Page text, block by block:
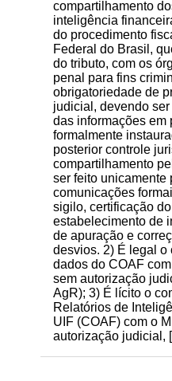
compartilhamento
inteligência
do procedimento
Federal do Brasil,
do tributo, com os
penal para fins
obrigatoriedade de
judicial, devendo
das informações em
formalmente
posterior controle
compartilhamento
ser feito unicamente
comunicações
sigilo, certificação
estabelecimento de
de apuração e
desvios. 2) É legal o
dados do COAF
sem autorização
AgR); 3) É lícito o
Relatórios de
UIF (COAF) com o
autorização judicial,